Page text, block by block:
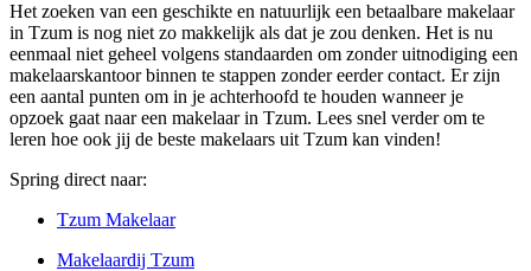
Het zoeken van een geschikte en natuurlijk een betaalbare makelaar
in Tzum is nog niet zo makkelijk als dat je zou denken. Het is nu
eenmaal niet geheel volgens standaarden om zonder uitnodiging een
makelaarskantoor binnen te stappen zonder eerder contact. Er zijn
een aantal punten om in je achterhoofd te houden wanneer je
opzoek gaat naar een makelaar in Tzum. Lees snel verder om te
leren hoe ook jij de beste makelaars uit Tzum kan vinden!
Spring direct naar:
Tzum Makelaar
Makelaardij Tzum